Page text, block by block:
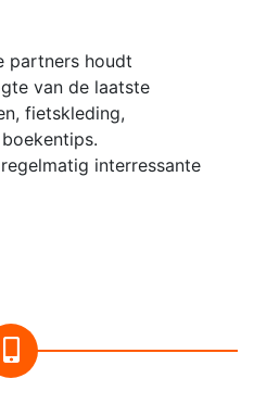
partners houdt
van de laatste
fietskleding,
interressante